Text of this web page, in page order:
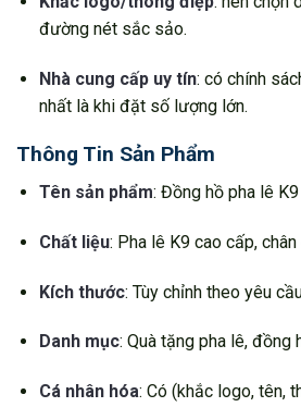
đường nét sắc sảo.
Nhà cung cấp uy tín: có chính
nhất là khi đặt số lượng lớn.
Thông Tin Sản Phẩm
Tên sản phẩm: Đồng hồ pha lê
Chất liệu: Pha lê K9 cao cấp,
Kích thước: Tùy chỉnh theo yêu
Danh mục: Quà tặng pha lê, đồng
Cá nhân hóa: Có (khắc logo, tên,